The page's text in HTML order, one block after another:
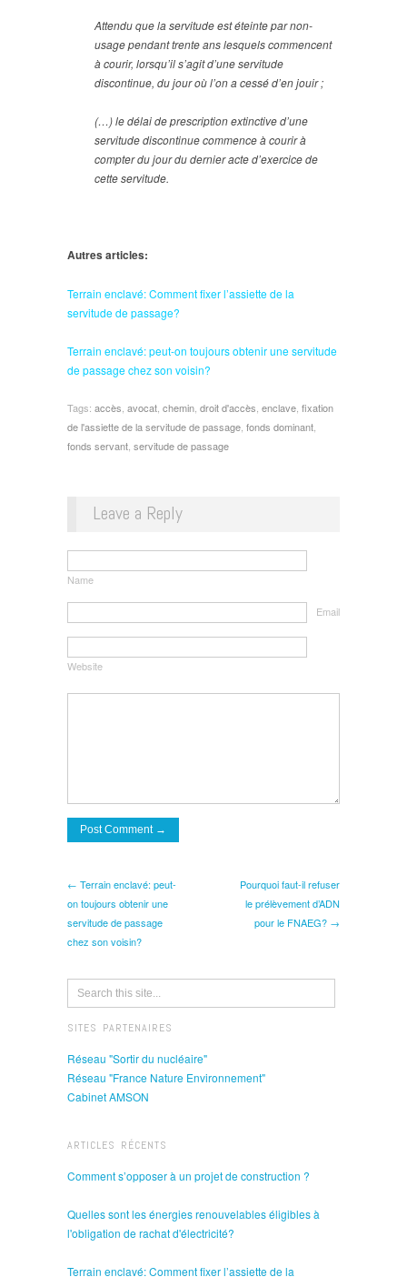
Attendu que la servitude est éteinte par non-
usage pendant trente ans lesquels commencent
à courir, lorsqu’il s’agit d’une servitude
discontinue, du jour où l’on a cessé d’en jouir ;
(…) le délai de prescription extinctive d’une
servitude discontinue commence à courir à
compter du jour du dernier acte d’exercice de
cette servitude.
Autres articles:
Terrain enclavé: Comment fixer l’assiette de la
servitude de passage?
Terrain enclavé: peut-on toujours obtenir une servitude
de passage chez son voisin?
Tags: accès avocat chemin droit d'accès enclave fixation
de l'assiette de la servitude de passage fonds dominant
fonds servant servitude de passage
Leave a Reply
Name
Email
Website
← Terrain enclavé: peut-
on toujours obtenir une
servitude de passage
chez son voisin?
Pourquoi faut-il refuser
le prélèvement d’ADN
pour le FNAEG? →
SITES PARTENAIRES
Réseau "Sortir du nucléaire"
Réseau "France Nature Environnement"
Cabinet AMSON
ARTICLES RÉCENTS
Comment s’opposer à un projet de construction ?
Quelles sont les énergies renouvelables éligibles à
l'obligation de rachat d'électricité?
Terrain enclavé: Comment fixer l’assiette de la